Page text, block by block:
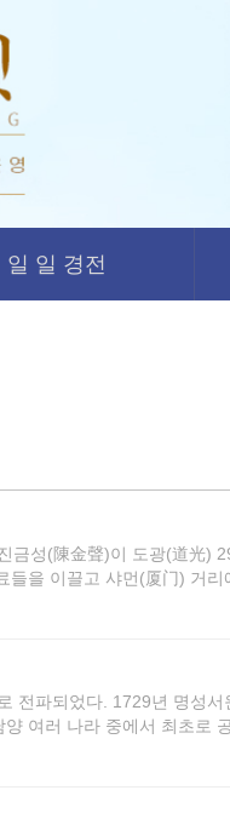
일 일 경전
금성(陳金聲)이 도광(道光)
을 이끌고 샤먼(厦门) 거
전파되었다. 1729년 명성
여러 나라 중에서 최초로
는 사수문묘, 다른 하나는